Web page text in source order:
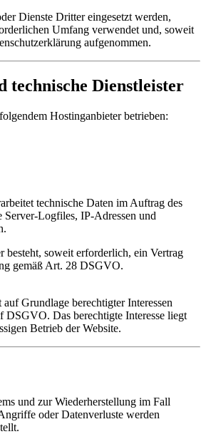
Dienste Dritter eingesetzt werden,
Umfang verwendet und, soweit
aufgenommen.
technische Dienstleister
Hostinganbieter betrieben:
technische Daten im Auftrag des
Server-Logfiles, IP-Adressen und
besteht, soweit erforderlich, ein Vertrag
gemäß Art. 28 DSGVO.
Grundlage berechtigter Interessen
DSGVO. Das berechtigte Interesse liegt
Betrieb der Website.
und zur Wiederherstellung im Fall
oder Datenverluste werden